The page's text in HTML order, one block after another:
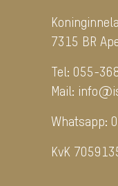
7315 BR
Tel: 055-
Mail:
Whatsapp:
KvK